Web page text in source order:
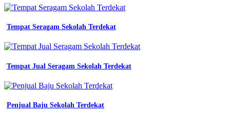
Kemeja
seragam
kerja
pria
seragam
batik
wanita
bkk
murah
Tempat Seragam Sekolah Terdekat
Tempat Jual Seragam Sekolah Terdekat
Penjual Baju Sekolah Terdekat